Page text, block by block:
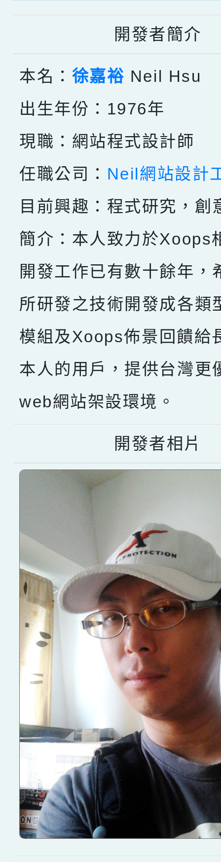
臺灣台語-第二名
市賽榮獲科學小創客佳
開發者簡介
本名： 徐嘉裕 Neil Hsu
出生年份：1976年
現職：網站程式設計師
任職公司： Neil網站設計
目前興趣：程式研究，創
簡介：本人致力於Xoops
開發工作已有數十餘年，
所研發之技術開發成各類
模組及Xoops佈景回饋給
本人的用戶，提供台灣更
web網站架設環境。
開發者相片